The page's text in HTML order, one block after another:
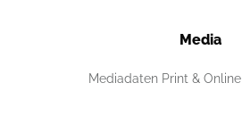
Media
Mediadaten Print & Online